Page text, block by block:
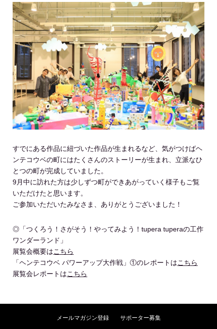
すでにある作品に紐づいた作品が生まれるなど、気がつけばヘ
ンテコウベの町にはたくさんのストーリーが生まれ、立派なひ
とつの町が完成していました。
9月中に訪れた方は少しずつ町ができあがっていく様子もご覧
いただけたと思います。
ご参加いただいたみなさま、ありがとうございました！
◎「つくろう！さがそう！やってみよう！tupera tuperaの工作
ワンダーランド」
展覧会概要はこちら
「ヘンテコウベ パワーアップ大作戦」①のレポートはこちら
展覧会レポートはこちら
メールマガジン登録 サポーター募集